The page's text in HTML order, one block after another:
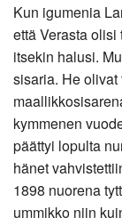
Kun igumenia
että Verasta
itsekin halusi.
sisaria. He olivat
kymmenen
päättyi lopulta
hänet
1898 nuorena
ummikko niin